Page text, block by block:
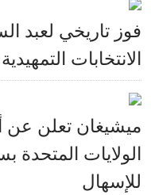
فوز تاريخي لعبد
الانتخابات التمهيدية
ميشيغان تعلن عن
الولايات
للإسهال